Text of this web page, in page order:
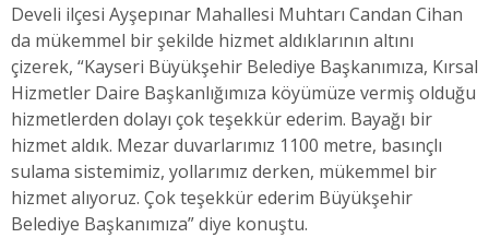
Develi ilçesi Ayşepınar Mahallesi Muhtarı Candan Cihan
da mükemmel bir şekilde hizmet aldıklarının altını
çizerek, “Kayseri Büyükşehir Belediye Başkanımıza, Kırsal
Hizmetler Daire Başkanlığımıza köyümüze vermiş olduğu
hizmetlerden dolayı çok teşekkür ederim. Bayağı bir
hizmet aldık. Mezar duvarlarımız 1100 metre, basınçlı
sulama sistemimiz, yollarımız derken, mükemmel bir
hizmet alıyoruz. Çok teşekkür ederim Büyükşehir
Belediye Başkanımıza” diye konuştu.